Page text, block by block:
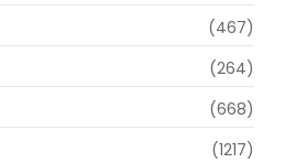
(467)
(264)
(668)
(1217)